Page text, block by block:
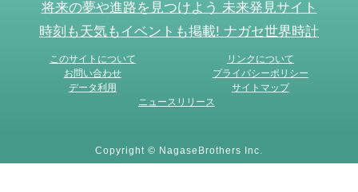
将来の夢や進路を見つけよう 未来発見サイト
時刻も天気もイベントも掲載! ナガセ世界時計
このサイトについて
リンクについて
お問い合わせ
プライバシーポリシー
データ利用
サイトマップ
ニュースリリース
Copyright © NagaseBrothers Inc.